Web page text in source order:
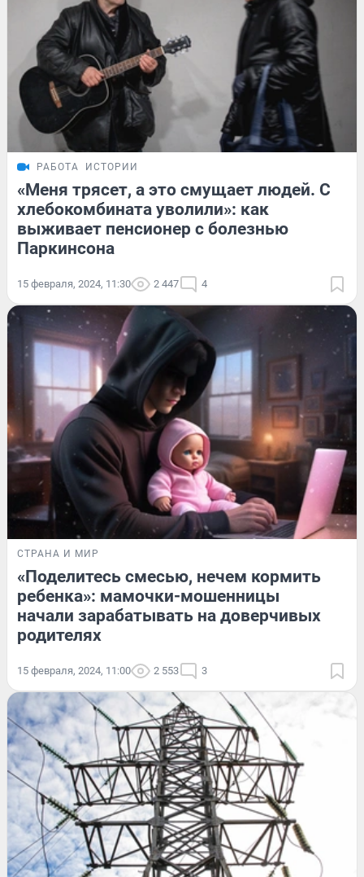
РАБОТА ИСТОРИИ
«Меня трясет, а это смущает людей. С
хлебокомбината уволили»: как
выживает пенсионер с болезнью
Паркинсона
15 февраля, 2024, 11:30 2 447 4
СТРАНА И МИР
«Поделитесь смесью, нечем кормить
ребенка»: мамочки-мошенницы
начали зарабатывать на доверчивых
родителях
15 февраля, 2024, 11:00 2 553 3